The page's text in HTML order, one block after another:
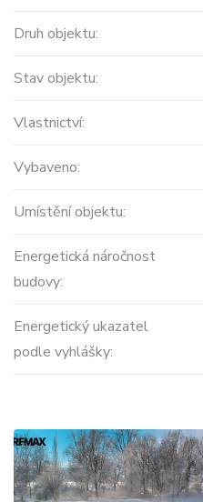
Druh objektu:
Stav objektu:
Vlastnictví:
Vybaveno:
Umístění objektu:
Energetická náročnost
budovy:
Energetický ukazatel
podle vyhlášky: